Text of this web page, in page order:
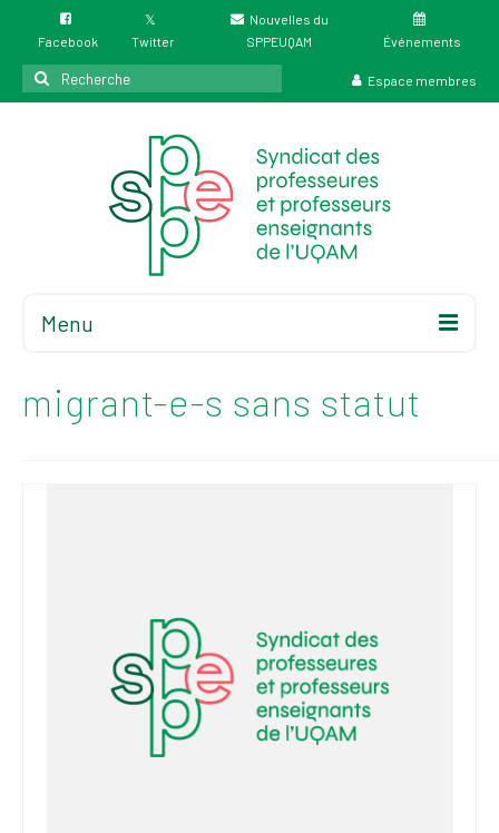
Facebook Twitter
Nouvelles du
SPPEUQAM
Événements
Rechercher
:
Espace membres
Menu
Statuts et
règlements
Politiques
migrant-e-s sans statut